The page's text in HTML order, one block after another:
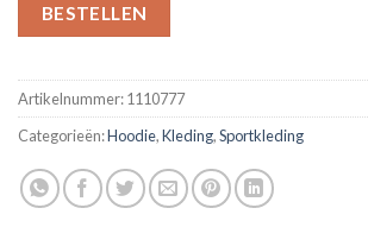
BESTELLEN
Artikelnummer:1110777
Categorieën:Hoodie,Kleding,Sportkleding